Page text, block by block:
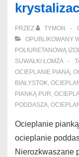
PRZEZ TYMON
OPUBLIKOWANY
POLIURETANOWĄ
SUWAŁKI ŁOMŻA
OCIEPLANIE PIANĄ,
BIAŁYSTOK,
PIANKĄ PUR,
PODDASZA,
Ocieplanie
ocieplanie
Nierozkwaszane